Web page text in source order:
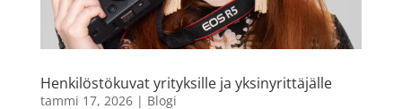
Henkilöstökuvat yrityksille ja yksinyrittäjälle
tammi 17, 2026| Blogi
Ultrafine Xtreme UXF 100
mustavalkofilmi 120